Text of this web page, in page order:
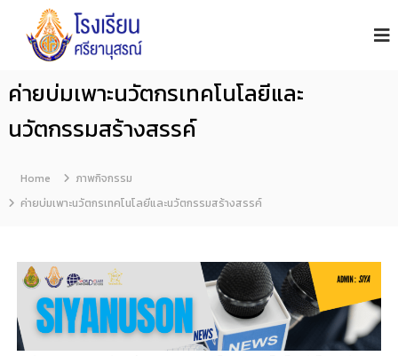
รี
น
ย
ส
ณ์
จั
น
u
o
o
ค่ายบ่มเพาะนวัตกรเทคโนโลยีและ
นวัตกรรมสร้างสรรค์
Home
ภาพกิจกรรม
ค่ายบ่มเพาะนวัตกรเทคโนโลยีและนวัตกรรมสร้างสรรค์